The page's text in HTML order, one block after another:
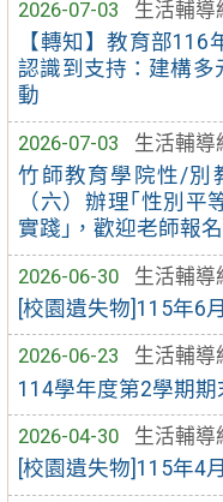
2026-07-03
生活輔導
【轉知】教育部
認識到支持：建構多
動
2026-07-03
生活輔導
竹師教育學院性/別
（六）辦理｢性別
實踐｣，歡迎老師報名
2026-06-30
生活輔導
[校園遺失物]115年6
2026-06-23
生活輔導
114學年度第2學期期
2026-04-30
生活輔導
[校園遺失物]115年4